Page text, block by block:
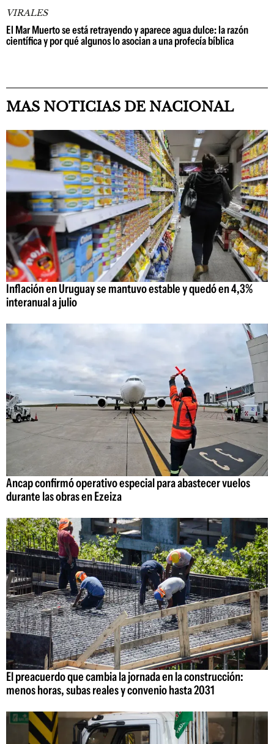
VIRALES
El Mar Muerto se está retrayendo y aparece agua dulce: la razón
científica y por qué algunos lo asocian a una profecía bíblica
MAS NOTICIAS DE NACIONAL
Inflación en Uruguay se mantuvo estable y quedó en 4,3%
interanual a julio
Ancap confirmó operativo especial para abastecer vuelos
durante las obras en Ezeiza
El preacuerdo que cambia la jornada en la construcción:
menos horas, subas reales y convenio hasta 2031